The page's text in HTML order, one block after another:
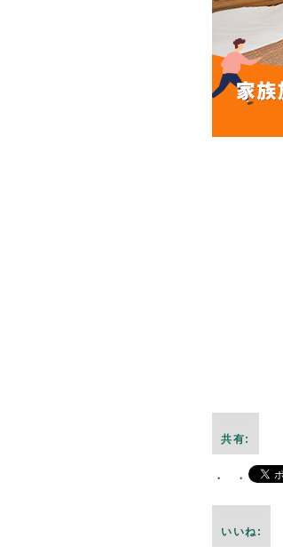
共有:
いいね: